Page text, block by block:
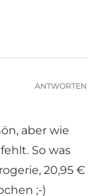
aber wie
So was
20,95 €
;-)
ANTWORTEN